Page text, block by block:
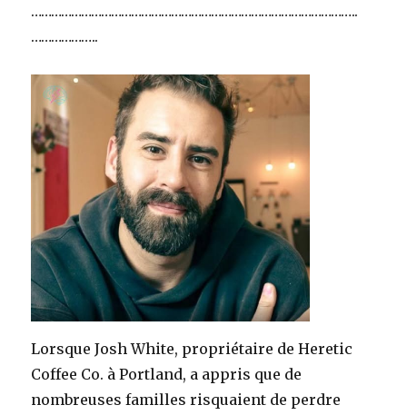
……………………………………………………………………………………..
………………..
Lorsque Josh White, propriétaire de Heretic
Coffee Co. à Portland, a appris que de
nombreuses familles risquaient de perdre